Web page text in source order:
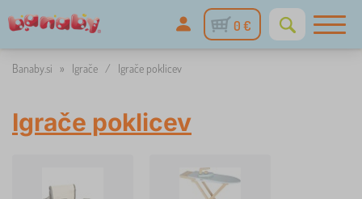
0 €
Banaby.si » Igrače / Igrače poklicev
Igrače poklicev